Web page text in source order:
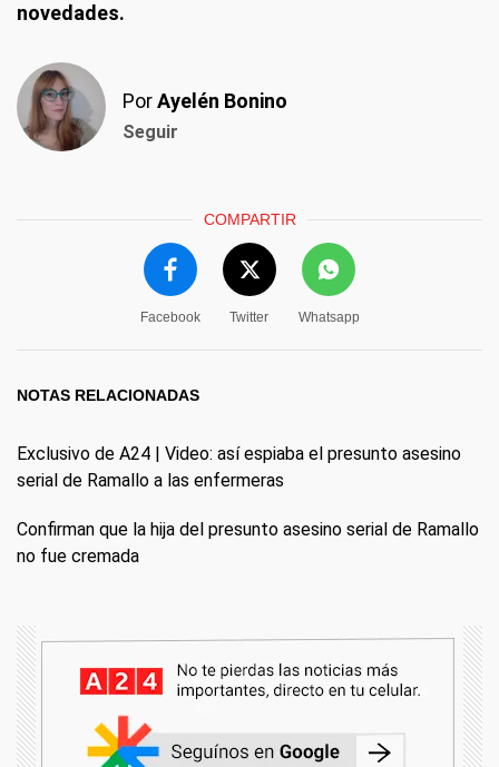
novedades.
PorAyelén Bonino
Seguir
COMPARTIR
Facebook Twitter Whatsapp
NOTAS RELACIONADAS
Exclusivo de A24 | Video: así espiaba el presunto asesino
serial de Ramallo a las enfermeras
Confirman que la hija del presunto asesino serial de Ramallo
no fue cremada